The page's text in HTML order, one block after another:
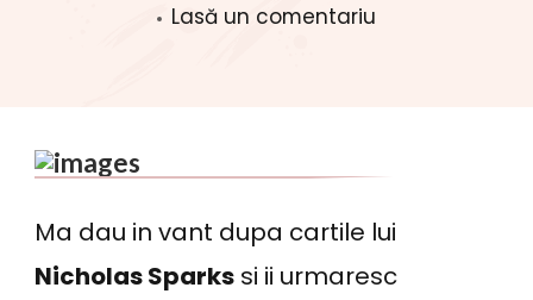
Lasă un comentariu
Ma dau in vant dupa cartile lui
Nicholas Sparks si ii urmaresc